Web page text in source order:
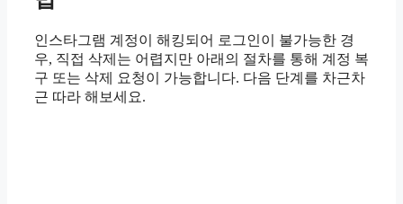
인스타그램 계정이 해킹되어 로그인이 불가능한 경
우, 직접 삭제는 어렵지만 아래의 절차를 통해 계정 복
구 또는 삭제 요청이 가능합니다. 다음 단계를 차근차
근 따라 해보세요.